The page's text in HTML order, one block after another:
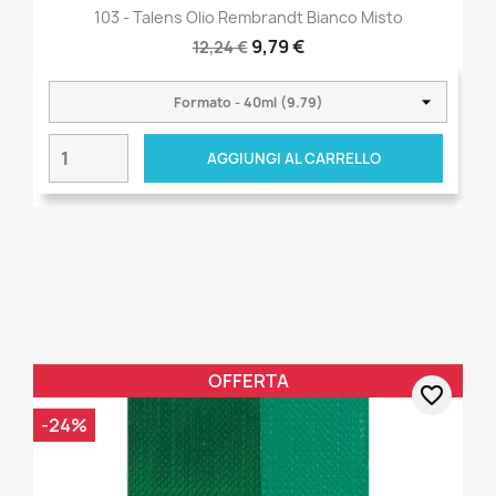
103 - Talens Olio Rembrandt Bianco Misto
12,24 € 9,79 €
AGGIUNGI AL CARRELLO
OFFERTA
-24%
favorite_border